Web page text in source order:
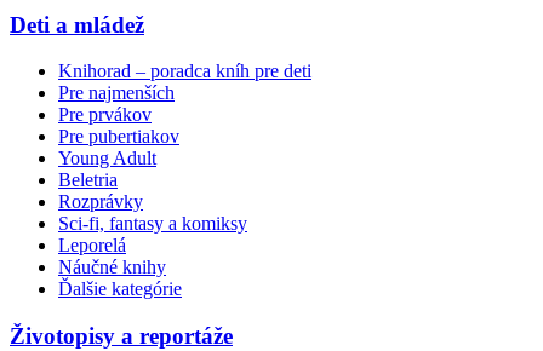
Deti a mládež
Knihorad – poradca kníh pre deti
Pre najmenších
Pre prvákov
Pre pubertiakov
Young Adult
Beletria
Rozprávky
Sci-fi, fantasy a komiksy
Leporelá
Náučné knihy
Ďalšie kategórie
Životopisy a reportáže